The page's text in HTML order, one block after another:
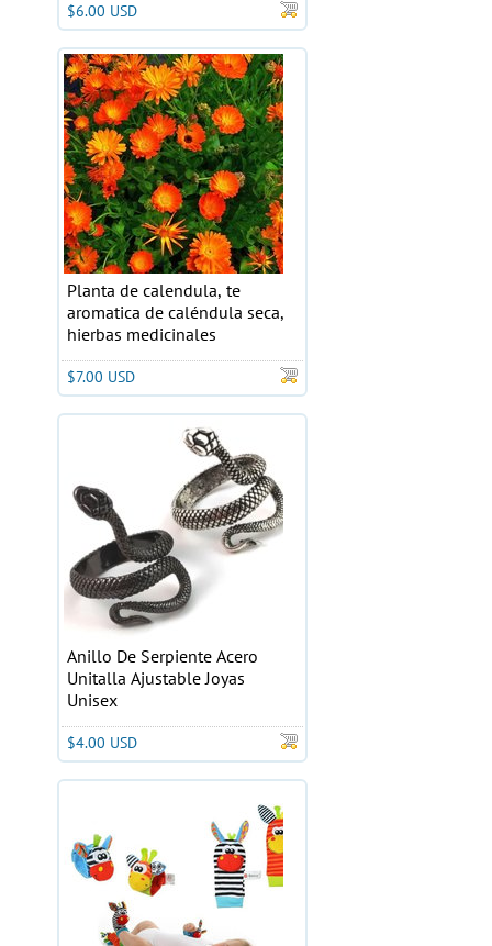
$6.00 USD
Planta de calendula, te
aromatica de caléndula seca,
hierbas medicinales
$7.00 USD
Anillo De Serpiente Acero
Unitalla Ajustable Joyas
Unisex
$4.00 USD